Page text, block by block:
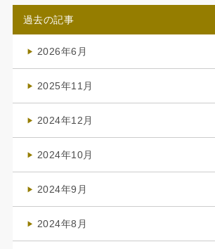
過去の記事
2026年6月
2025年11月
2024年12月
2024年10月
2024年9月
2024年8月